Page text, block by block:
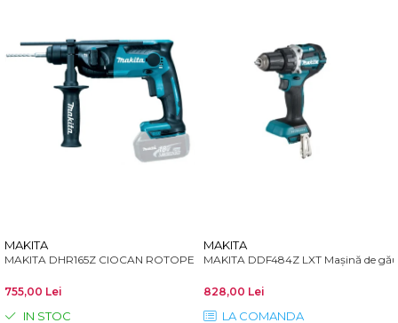
MAKITA
MAKITA DHR165Z CIOCAN ROTOPERCUTOR LXT 18V SDS-PLUS 1,3 J
755,00 Lei
IN STOC
MAKITA
MAKITA DDF484Z LXT Mașină de
828,00 Lei
LA COMANDA